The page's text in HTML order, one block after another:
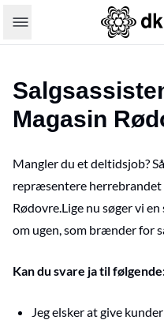
Magasin
Mangler du et deltidsjob?
repræsentere
Rødovre.Lige nu søger vi
om ugen, som brænder for
Kan du svare ja til
Jeg elsker at give